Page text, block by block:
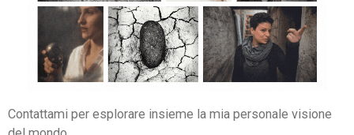
Contattami per esplorare insieme la mia personale visione